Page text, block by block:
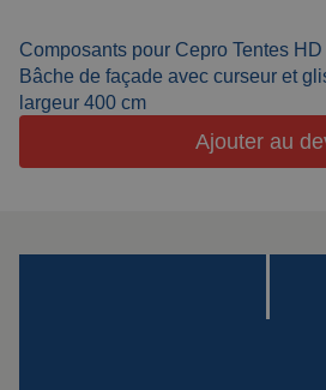
Lanières de
meulage
Cabines de travail
Downloads
Composants pour Cepro Tentes HD
Bâche de façade avec curseur et
largeur 400 cm
Ajouter au